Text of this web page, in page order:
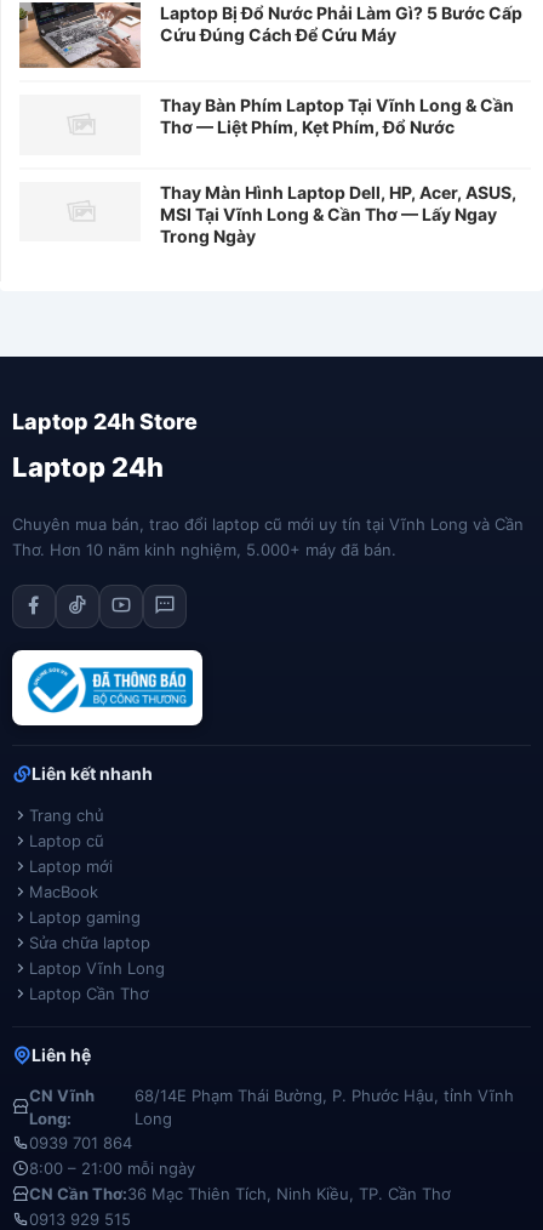
Laptop Bị Đổ Nước Phải Làm Gì? 5 Bước Cấp
Cứu Đúng Cách Để Cứu Máy
Thay Bàn Phím Laptop Tại Vĩnh Long & Cần
Thơ — Liệt Phím, Kẹt Phím, Đổ Nước
Thay Màn Hình Laptop Dell, HP, Acer, ASUS,
MSI Tại Vĩnh Long & Cần Thơ — Lấy Ngay
Trong Ngày
Laptop 24h
Chuyên mua bán, trao đổi laptop cũ mới uy tín tại Vĩnh Long và Cần
Thơ. Hơn 10 năm kinh nghiệm, 5.000+ máy đã bán.
Liên kết nhanh
Trang chủ
Laptop cũ
Laptop mới
MacBook
Laptop gaming
Sửa chữa laptop
Laptop Vĩnh Long
Laptop Cần Thơ
Liên hệ
CN Vĩnh
Long:
68/14E Phạm Thái Bường, P. Phước Hậu, tỉnh Vĩnh
Long
0939 701 864
8:00 – 21:00 mỗi ngày
CN Cần Thơ:36 Mạc Thiên Tích, Ninh Kiều, TP. Cần Thơ
0913 929 515